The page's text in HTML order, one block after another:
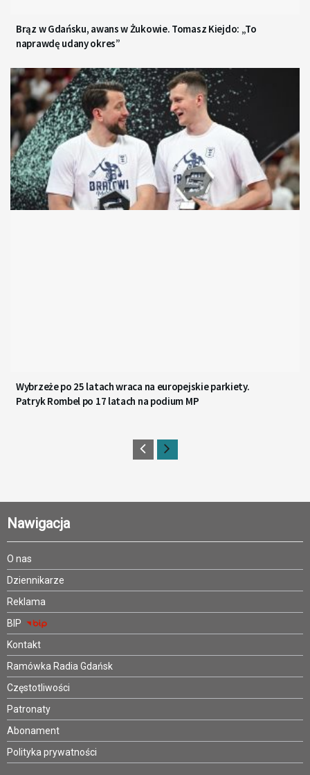
Brąz w Gdańsku, awans w Żukowie. Tomasz Kiejdo: „To
naprawdę udany okres”
Wybrzeże po 25 latach wraca na europejskie parkiety.
Patryk Rombel po 17 latach na podium MP
Nawigacja
O nas
Dziennikarze
Reklama
BIP
Kontakt
Ramówka Radia Gdańsk
Częstotliwości
Patronaty
Abonament
Polityka prywatności